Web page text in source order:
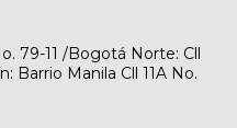
79-11 /Bogotá Norte: Cll
Barrio Manila Cll 11A No.